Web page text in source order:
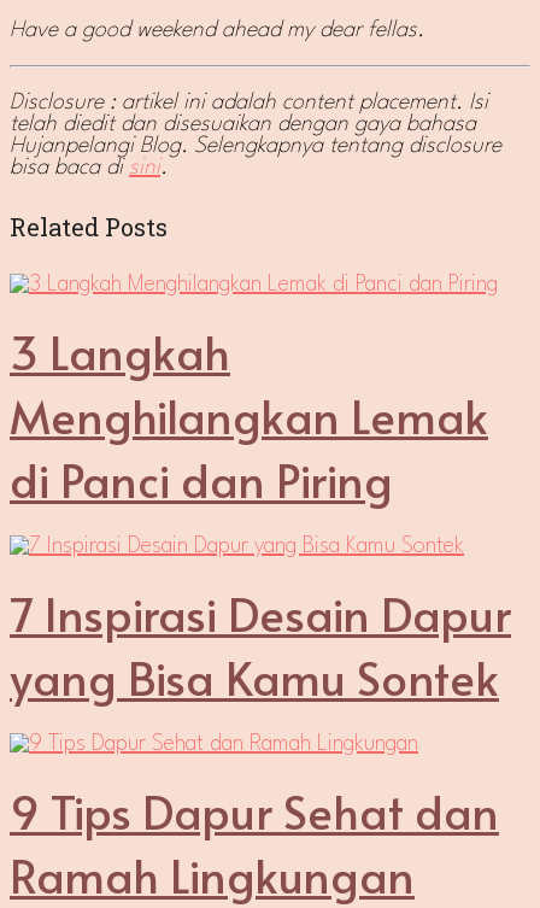
Have a good weekend ahead my dear fellas.
Disclosure : artikel ini adalah content placement. Isi
telah diedit dan disesuaikan dengan gaya bahasa
Hujanpelangi Blog. Selengkapnya tentang disclosure
bisa baca di sini.
Related Posts
3 Langkah
Menghilangkan Lemak
di Panci dan Piring
7 Inspirasi Desain Dapur
yang Bisa Kamu Sontek
9 Tips Dapur Sehat dan
Ramah Lingkungan